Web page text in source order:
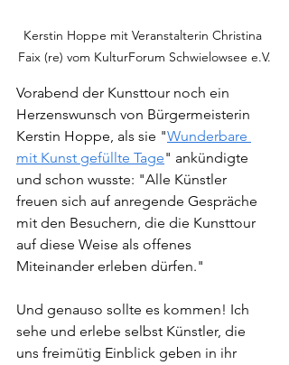
Kerstin Hoppe mit Veranstalterin Christina
Faix (re) vom KulturForum Schwielowsee e.V.
Vorabend der Kunsttour noch ein
Herzenswunsch von Bürgermeisterin
Kerstin Hoppe, als sie "Wunderbare
mit Kunst gefüllte Tage" ankündigte
und schon wusste: "Alle Künstler
freuen sich auf anregende Gespräche
mit den Besuchern, die die Kunsttour
auf diese Weise als offenes
Miteinander erleben dürfen."
Und genauso sollte es kommen! Ich
sehe und erlebe selbst Künstler, die
uns freimütig Einblick geben in ihr